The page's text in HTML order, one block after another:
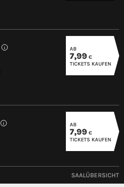
i AB
7,99 €
TICKETS KAUFEN
i AB
7,99 €
TICKETS KAUFEN
SAALÜBERSICHT